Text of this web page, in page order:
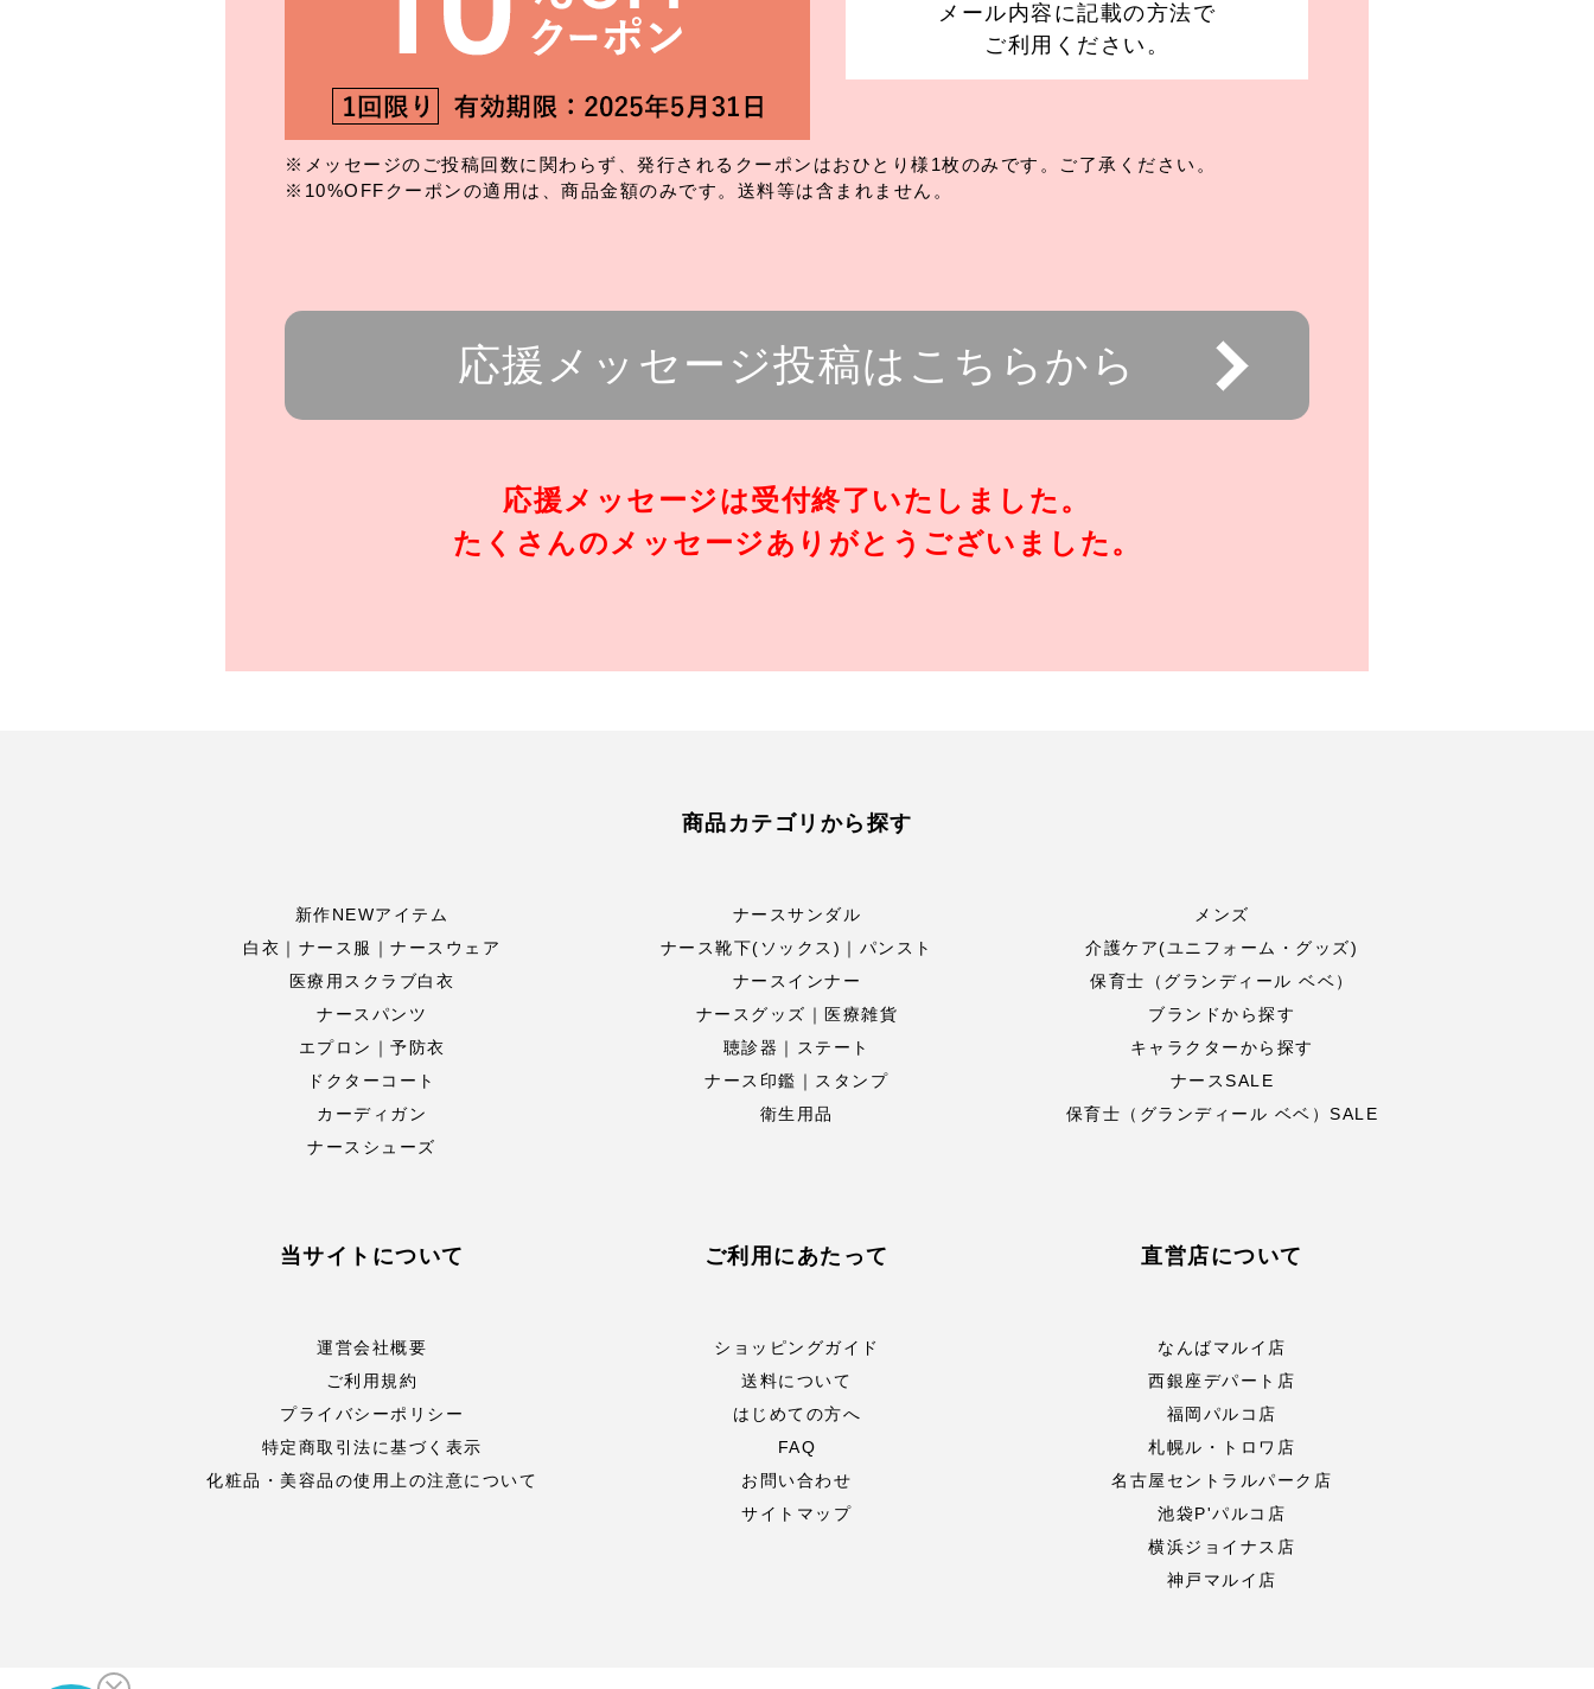
メール内容に記載の方法で
ご利用ください。
※メッセージのご投稿回数に関わらず、発行されるクーポンはおひとり様1枚のみです。ご了承ください。
※10%OFFクーポンの適用は、商品金額のみです。送料等は含まれません。
応援メッセージ投稿は こちらから
応援メッセージは受付終了いたしました。
たくさんのメッセージありがとうございました。
商品カテゴリから探す
新作NEWアイテム
白衣｜ナース服｜ナースウェア
医療用スクラブ白衣
ナースパンツ
エプロン｜予防衣
ドクターコート
カーディガン
ナースシューズ
ナースサンダル
ナース靴下(ソックス)｜パンスト
ナースインナー
ナースグッズ｜医療雑貨
聴診器｜ステート
ナース印鑑｜スタンプ
衛生用品
メンズ
介護ケア(ユニフォーム・グッズ)
保育士（グランディール ベベ）
ブランドから探す
キャラクターから探す
ナースSALE
保育士（グランディール ベベ）SALE
当サイトについて
運営会社概要
ご利用規約
プライバシーポリシー
特定商取引法に基づく表示
化粧品・美容品の使用上の注意について
ご利用にあたって
ショッピングガイド
送料について
はじめての方へ
FAQ
お問い合わせ
サイトマップ
直営店について
なんばマルイ店
西銀座デパート店
福岡パルコ店
札幌ル・トロワ店
名古屋セントラルパーク店
池袋P'パルコ店
横浜ジョイナス店
神戸マルイ店